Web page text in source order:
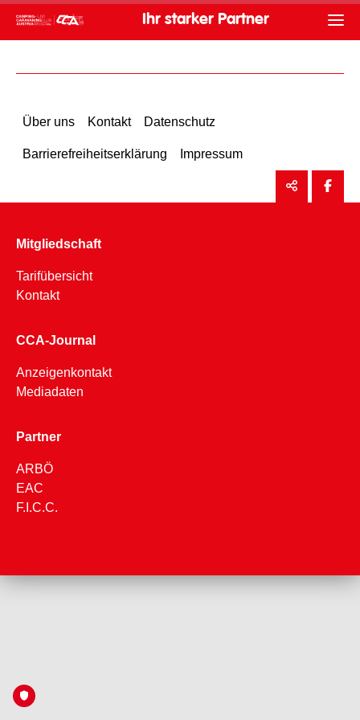
Ihr starker Partner
Über uns Kontakt Datenschutz
Barrierefreiheitserklärung Impressum
Mitgliedschaft
Tarifübersicht
Kontakt
CCA-Journal
Anzeigenkontakt
Mediadaten
Partner
ARBÖ
EAC
F.I.C.C.